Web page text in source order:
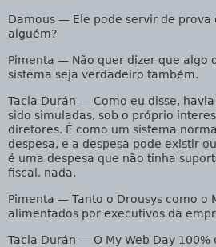
Damous — Ele pode servir de prova
alguém?
Pimenta — Não quer dizer que algo
sistema seja verdadeiro também.
Tacla Durán — Como eu disse,
sido simuladas, sob o próprio
diretores. É como um sistema
despesa, e a despesa pode existir
é uma despesa que não tinha
fiscal, nada.
Pimenta — Tanto o Drousys como o
alimentados por executivos da
Tacla Durán — O My Web Day 100%